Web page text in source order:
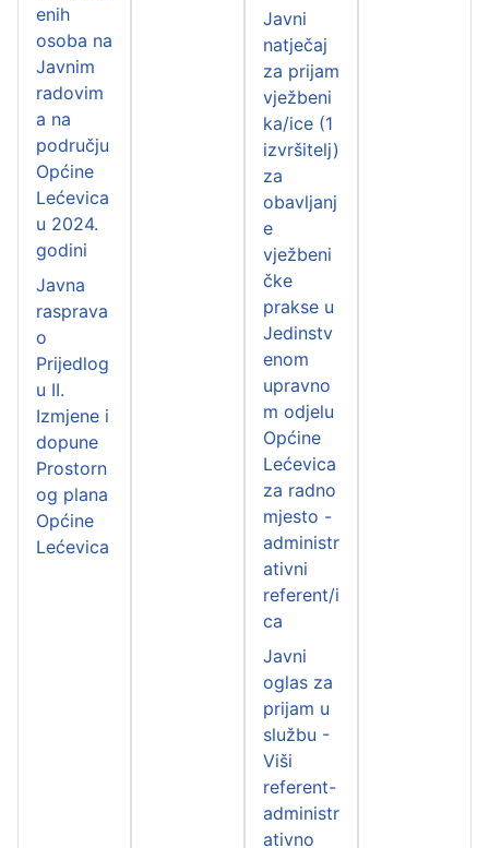
enih
osoba na
Javnim
radovim
a na
području
Općine
Lećevica
u 2024.
godini
Javna
rasprava
o
Prijedlog
u II.
Izmjene i
dopune
Prostorn
og plana
Općine
Lećevica
Javni
natječaj
za prijam
vježbeni
ka/ice (1
izvršitelj)
za
obavljanj
e
vježbeni
čke
prakse u
Jedinstv
enom
upravno
m odjelu
Općine
Lećevica
za radno
mjesto -
administr
ativni
referent/i
ca
Javni
oglas za
prijam u
službu -
Viši
referent-
administr
ativno